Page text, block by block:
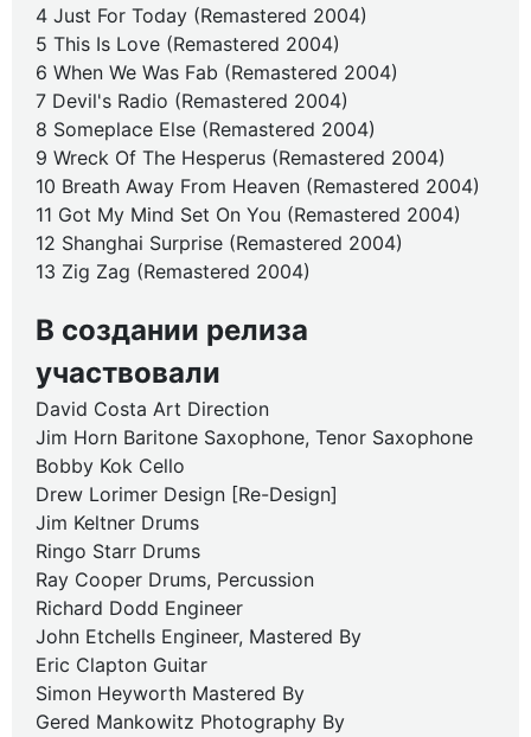
4 Just For Today (Remastered 2004)
5 This Is Love (Remastered 2004)
6 When We Was Fab (Remastered 2004)
7 Devil's Radio (Remastered 2004)
8 Someplace Else (Remastered 2004)
9 Wreck Of The Hesperus (Remastered 2004)
10 Breath Away From Heaven (Remastered 2004)
11 Got My Mind Set On You (Remastered 2004)
12 Shanghai Surprise (Remastered 2004)
13 Zig Zag (Remastered 2004)
В создании релиза
участвовали
David Costa Art Direction
Jim Horn Baritone Saxophone, Tenor Saxophone
Bobby Kok Cello
Drew Lorimer Design [Re-Design]
Jim Keltner Drums
Ringo Starr Drums
Ray Cooper Drums, Percussion
Richard Dodd Engineer
John Etchells Engineer, Mastered By
Eric Clapton Guitar
Simon Heyworth Mastered By
Gered Mankowitz Photography By